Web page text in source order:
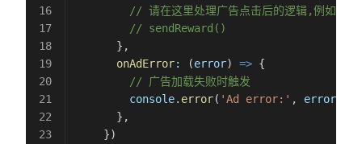
// 请在这里处理广告点击后的逻辑,例如发放
        // sendReward()
      },
      onAdError
: (error) => {
        // 广告加载失败时触发
        console
. error( 'Ad error:' , error
      },
    })